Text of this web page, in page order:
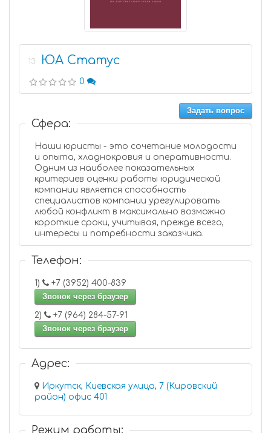
13 ЮА Статус
0
Задать вопрос
Сфера:
Наши юристы - это сочетание молодости
и опыта, хладнокровия и оперативности.
Одним из наиболее показательных
критериев оценки работы юридической
компании является способность
специалистов компании урегулировать
любой конфликт в максимально возможно
короткие сроки, учитывая, прежде всего,
интересы и потребности заказчика.
Телефон:
1)
+7 (3952) 400-839
Звонок через браузер
2)
+7 (964) 284-57-91
Звонок через браузер
Адрес:
Иркутск, Киевская улица, 7 (Кировский
район) офис 401
Режим работы: